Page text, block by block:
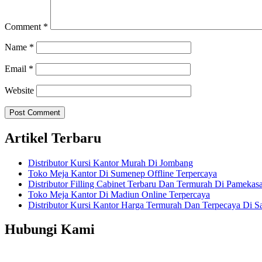
Comment *
Name *
Email *
Website
Artikel Terbaru
Distributor Kursi Kantor Murah Di Jombang
Toko Meja Kantor Di Sumenep Offline Terpercaya
Distributor Filling Cabinet Terbaru Dan Termurah Di
Toko Meja Kantor Di Madiun Online Terpercaya
Distributor Kursi Kantor Harga Termurah Dan Terpecaya Di
Hubungi Kami